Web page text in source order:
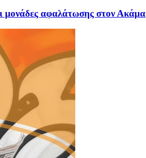
μονάδες αφαλάτωσης στον Ακάμα